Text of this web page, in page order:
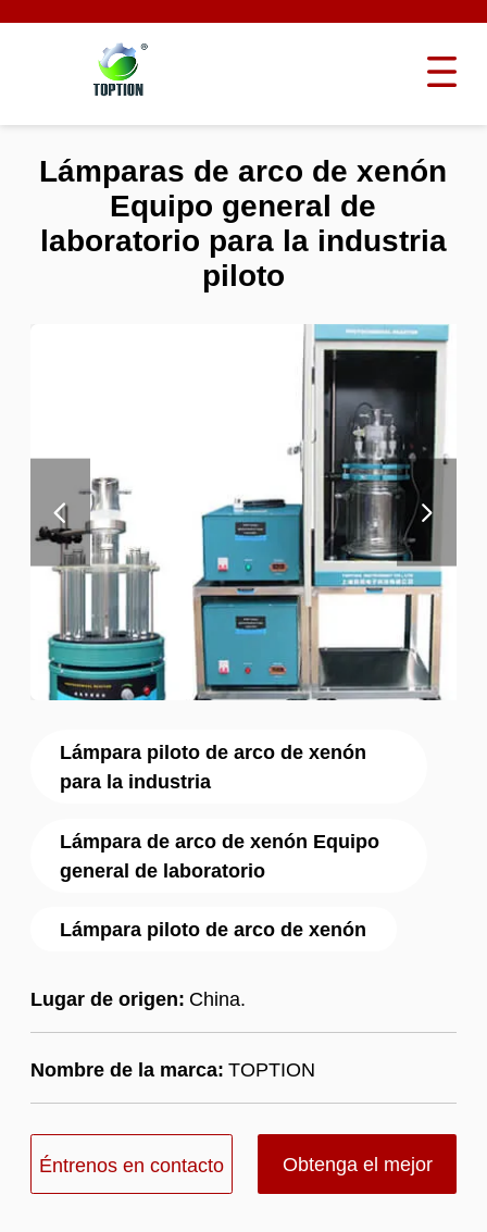
Lámpara piloto de arco de xenón
para la industria
Lámpara de arco de xenón Equipo
general de laboratorio
Lámpara piloto de arco de xenón
Lugar de origen: China.
Nombre de la marca: TOPTION
Éntrenos en contacto Obtenga el mejor
Lámparas de arco de xenón
Equipo general de
laboratorio para la industria
piloto